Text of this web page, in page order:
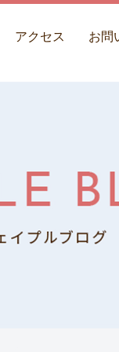
アクセス お問